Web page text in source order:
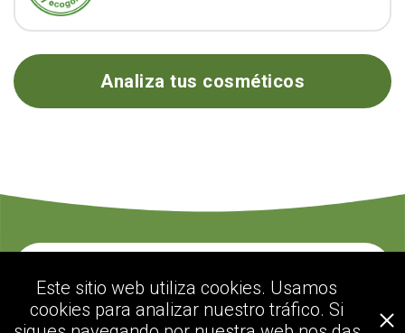
Analiza tus cosméticos
Este sitio web utiliza cookies. Usamos
cookies para analizar nuestro tráfico. Si